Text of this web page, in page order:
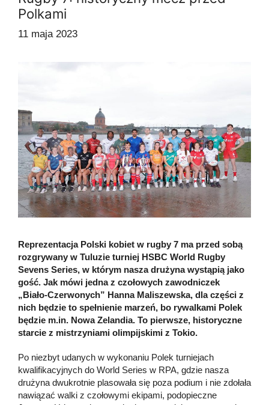
Polkami
11 maja 2023
Reprezentacja Polski kobiet w rugby 7 ma przed sobą
rozgrywany w Tuluzie turniej HSBC World Rugby
Sevens Series, w którym nasza drużyna wystąpią jako
gość. Jak mówi jedna z czołowych zawodniczek
„Biało-Czerwonych” Hanna Maliszewska, dla części z
nich będzie to spełnienie marzeń, bo rywalkami Polek
będzie m.in. Nowa Zelandia. To pierwsze, historyczne
starcie z mistrzyniami olimpijskimi z Tokio.
Po niezbyt udanych w wykonaniu Polek turniejach
kwalifikacyjnych do World Series w RPA, gdzie nasza
drużyna dwukrotnie plasowała się poza podium i nie zdołała
nawiązać walki z czołowymi ekipami, podopieczne